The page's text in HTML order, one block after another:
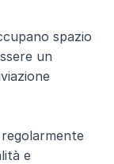
spazio
un
e